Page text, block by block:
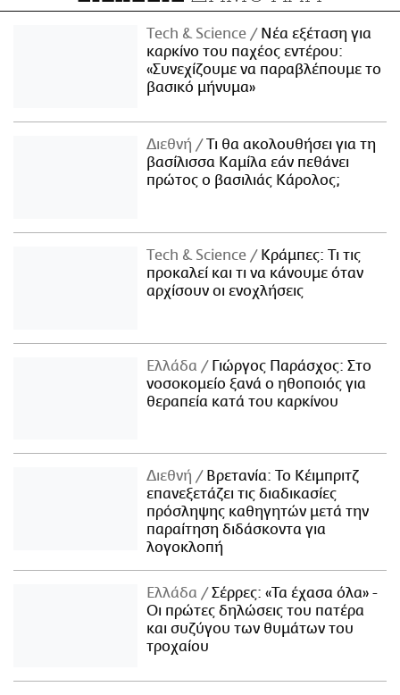
Τech & Science
Νέα εξέταση για
καρκίνο του παχέος εντέρου:
«Συνεχίζουμε να παραβλέπουμε το
βασικό μήνυμα»
Διεθνή
Τι θα ακολουθήσει για τη
βασίλισσα Καμίλα εάν πεθάνει
πρώτος ο βασιλιάς Κάρολος;
Τech & Science
Κράμπες: Τι τις
προκαλεί και τι να κάνουμε όταν
αρχίσουν οι ενοχλήσεις
Ελλάδα
Γιώργος Παράσχος: Στο
νοσοκομείο ξανά ο ηθοποιός για
θεραπεία κατά του καρκίνου
Διεθνή
Βρετανία: Το Κέιμπριτζ
επανεξετάζει τις διαδικασίες
πρόσληψης καθηγητών μετά την
παραίτηση διδάσκοντα για
λογοκλοπή
Ελλάδα
Σέρρες: «Τα έχασα όλα» -
Οι πρώτες δηλώσεις του πατέρα
και συζύγου των θυμάτων του
τροχαίου